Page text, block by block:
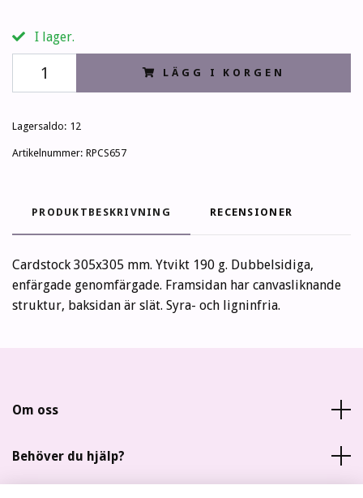
I lager.
LÄGG I KORGEN
Lagersaldo: 12
Artikelnummer: RPCS657
PRODUKTBESKRIVNING RECENSIONER
Cardstock 305x305 mm. Ytvikt 190 g. Dubbelsidiga,
enfärgade genomfärgade. Framsidan har canvasliknande
struktur, baksidan är slät. Syra- och ligninfria.
Om oss
Behöver du hjälp?